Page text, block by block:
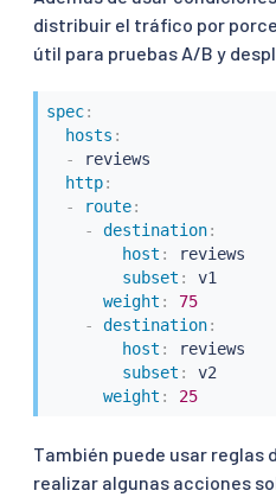
distribuir el tráfico por
útil para pruebas A/B y
spec:
hosts :
-
reviews
http:
-
route:
-
destination:
host :
reviews
subset :
v1
weight :
75
-
destination:
host :
reviews
subset :
v2
weight : 25
También puede usar reglas
realizar algunas acciones